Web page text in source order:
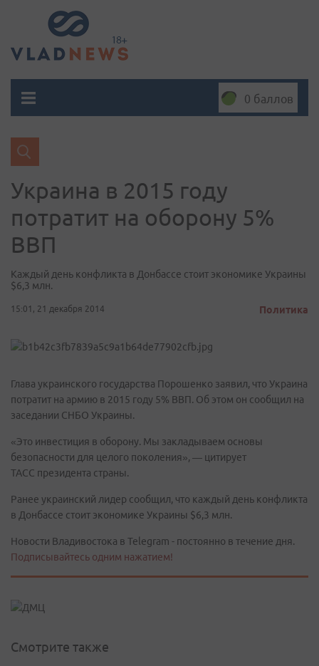
0 баллов
Украина в 2015 году
потратит на оборону 5%
ВВП
Каждый день конфликта в Донбассе стоит экономике Украины
$6,3 млн.
15:01, 21 декабря 2014 Политика
Глава украинского государства Порошенко заявил, что Украина
потратит на армию в 2015 году 5% ВВП. Об этом он сообщил на
заседании СНБО Украины.
«Это инвестиция в оборону. Мы закладываем основы
безопасности для целого поколения», — цитирует
ТАСС президента страны.
Ранее украинский лидер сообщил, что каждый день конфликта
в Донбассе стоит экономике Украины $6,3 млн.
Новости Владивостока в Telegram - постоянно в течение дня.
Подписывайтесь одним нажатием!
Смотрите также